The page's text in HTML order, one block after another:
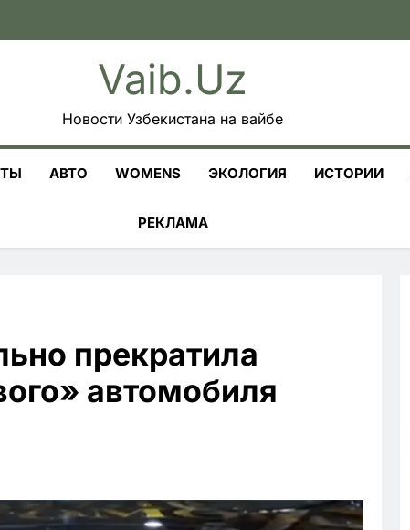
Vaib.uz
Новости Узбекистана на вайбе
АВТО WOMENS ЭКОЛОГИЯ ИСТОРИИ
РЕКЛАМА
прекратила
автомобиля